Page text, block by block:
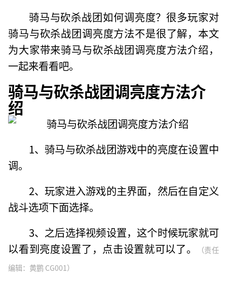
骑马与砍杀战团如何调亮度？很多玩家对
骑马与砍杀战团调亮度方法不是很了解，本文
为大家带来骑马与砍杀战团调亮度方法介绍，
一起来看看吧。
骑马与砍杀战团调亮度方法介
绍
1、骑马与砍杀战团游戏中的亮度在设置中
调。
2、玩家进入游戏的主界面，然后在自定义
战斗选项下面选择。
3、之后选择视频设置，这个时候玩家就可
以看到亮度设置了，点击设置就可以了。
（责任
编辑：黄鹏 CG001）